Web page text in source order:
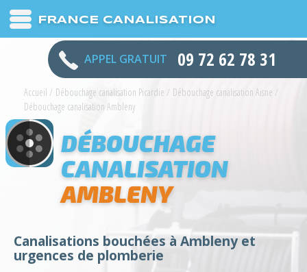
FRANCE CANALISATION
APPEL GRATUIT 09 72 62 78 31
Accueil / Débouchage canalisation Picardie / Débouchage canalisation Aisne /
Débouchage canalisation Ambleny
DÉBOUCHAGE
CANALISATION
AMBLENY
Canalisations bouchées à Ambleny et
urgences de plomberie